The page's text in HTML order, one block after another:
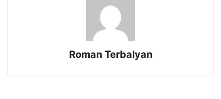
Roman Terbalyan